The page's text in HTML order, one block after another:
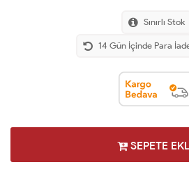
Sınırlı Stok
14 Gün İçinde Para
SEPETE